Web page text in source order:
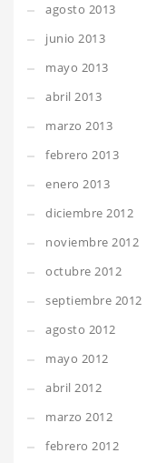
agosto 2013
junio 2013
mayo 2013
abril 2013
marzo 2013
febrero 2013
enero 2013
diciembre 2012
noviembre 2012
octubre 2012
septiembre 2012
agosto 2012
mayo 2012
abril 2012
marzo 2012
febrero 2012